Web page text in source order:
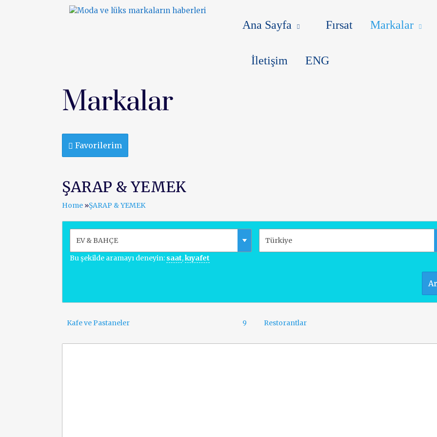
ANA SAYFA FIRSAT
Ana Sayfa Fırsat Markalar
İletişim ENG
Markalar
Favorilerim
ŞARAP & YEMEK
Home »ŞARAP & YEMEK
Bu şekilde aramayı deneyin: saat,kıyafet
Kafe ve Pastaneler 9 Restorantlar